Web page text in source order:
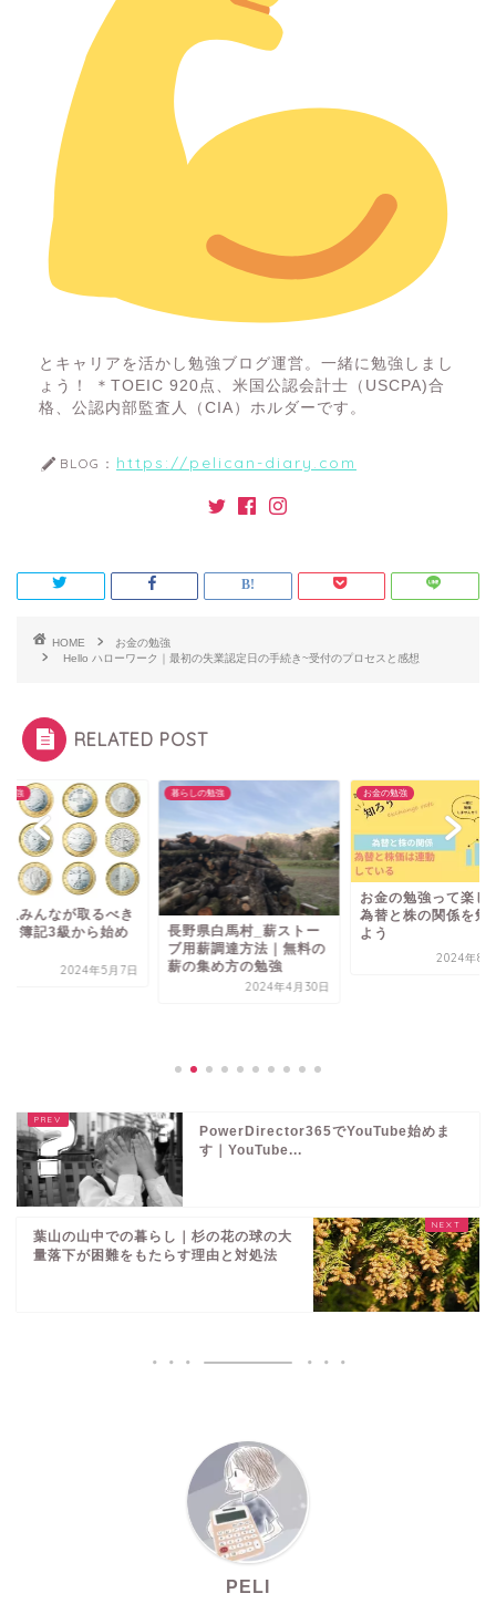
とキャリアを活かし勉強ブログ運営。一緒に勉強しまし
ょう！ ＊TOEIC 920点、米国公認会計士（USCPA)合
格、公認内部監査人（CIA）ホルダーです。
BLOG： https://pelican-diary.com
HOME
お金の勉強
Hello ハローワーク｜最初の失業認定日の手続き~受付のプロセスと感想
RELATED POST
勉強
人みんなが取るべき
｜簿記3級から始め
2024年5月7日
暮らしの勉強
長野県白馬村_薪ストー
ブ用薪調達方法｜無料の
薪の集め方の勉強
2024年4月30日
お金の勉強
お金の勉強って楽し
為替と株の関係を勉
よう
2024年8
PowerDirector365でYouTube始めま
す｜YouTube...
葉山の山中での暮らし｜杉の花の球の大
量落下が困難をもたらす理由と対処法
PELI